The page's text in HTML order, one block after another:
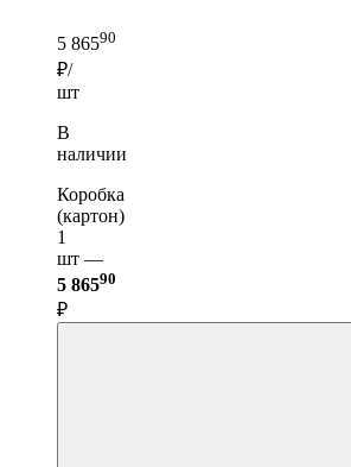
5 86590
₽/
шт
В
наличии
Коробка
(картон)
1
шт —
5 86590
₽